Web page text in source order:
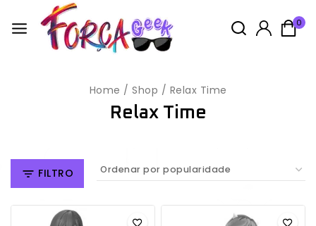
0
Home / Shop / Relax Time
Relax Time
FILTRO